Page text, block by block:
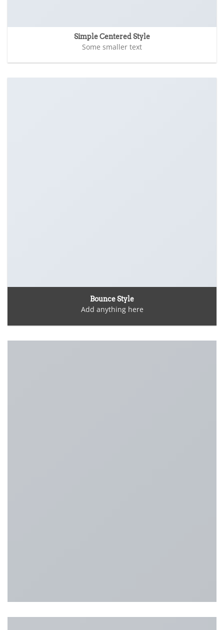
Simple Centered Style
Some smaller text
Bounce Style
Add anything here